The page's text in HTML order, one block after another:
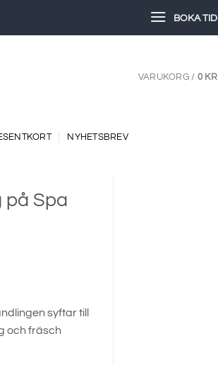
BOKA TID
VARUKORG / 0 KR
NYHETSBREV
på Spa
syftar till
och fräsch